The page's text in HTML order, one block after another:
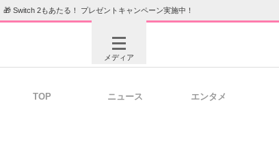
🎁 Switch 2もあたる！ プレゼントキャンペーン実施中！
メディア
TOP ニュース エンタメ